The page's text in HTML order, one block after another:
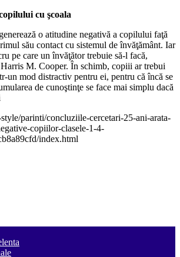
cu şcoala
o atitudine negativă a copilului faţă
său contact cu sistemul de învăţământ. Iar
pe care un învăţător trebuie să-l facă,
M. Cooper. În schimb, copiii ar trebui
un mod distractiv pentru ei, pentru că încă se
de cunoştinţe se face mai simplu dacă
parinti/concluziile-cercetari-25-ani-arata-
copiilor-clasele-1-4-
index.html